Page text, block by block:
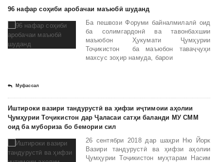
96 нафар соҳиби аробачаи маъюбӣ шуданд
Ба пешвози Форуми байналмилалӣ оид
ба солимгардонӣ ва тавонбахшии
маъюбон Ҳукумати Ҷумҳурии
Тоҷикистон ба маъюбон таваҷҷуҳи
махсус зоҳир намуда, барои
Муфассал
Иштироки вазири тандурустӣ ва ҳифзи иҷтимоии аҳолии
Ҷумҳурии Тоҷикистон дар Ҷаласаи сатҳи баланди МУ СММ
оид ба мубориза бо бемории сил
26 сентябри 2018 дар шаҳри Ню Йорк
Вазири тандурустӣ ва ҳифзи аҳолии
Ҷумҳурии Тоҷикистон муҳтарам Насим